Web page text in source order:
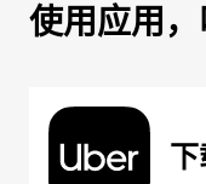
使用应用
下